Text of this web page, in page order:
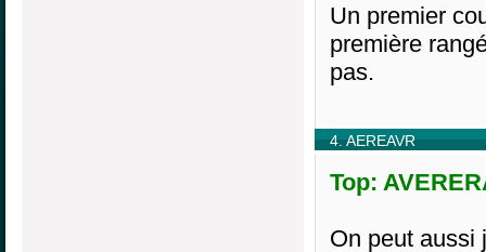
Un premier
première
pas.
4. AEREAVR
Top:
On peut aussi